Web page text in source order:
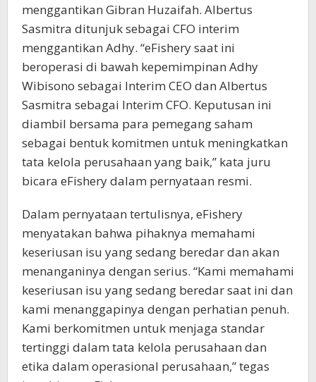
menggantikan Gibran Huzaifah. Albertus
Sasmitra ditunjuk sebagai CFO interim
menggantikan Adhy. “eFishery saat ini
beroperasi di bawah kepemimpinan Adhy
Wibisono sebagai Interim CEO dan Albertus
Sasmitra sebagai Interim CFO. Keputusan ini
diambil bersama para pemegang saham
sebagai bentuk komitmen untuk meningkatkan
tata kelola perusahaan yang baik,” kata juru
bicara eFishery dalam pernyataan resmi.
Dalam pernyataan tertulisnya, eFishery
menyatakan bahwa pihaknya memahami
keseriusan isu yang sedang beredar dan akan
menanganinya dengan serius. “Kami memahami
keseriusan isu yang sedang beredar saat ini dan
kami menanggapinya dengan perhatian penuh.
Kami berkomitmen untuk menjaga standar
tertinggi dalam tata kelola perusahaan dan
etika dalam operasional perusahaan,” tegas